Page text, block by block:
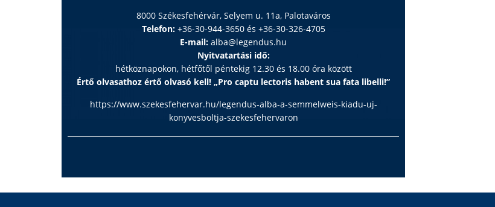
8000 Székesfehérvár, Selyem u. 11a, Palotaváros
Telefon:+36-30-944-3650 és +36-30-326-4705
E-mail: alba@legendus.hu
Nyitvatartási idő:
hétköznapokon, hétfőtől péntekig 12.30 és 18.00 óra között
Értő olvasathoz értő olvasó kell! „Pro captu lectoris habent sua fata libelli!”
https://www.szekesfehervar.hu/legendus-alba-a-semmelweis-kiadu-uj-
konyvesboltja-szekesfehervaron